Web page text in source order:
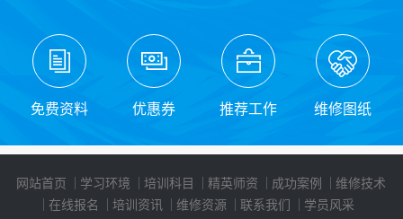
免费资料 优惠券 推荐工作 维修图纸
网站首页 学习环境 培训科目 精英师资 成功案例
维修技术
在线报名
培训资讯 维修资源 联系我们 学员风采